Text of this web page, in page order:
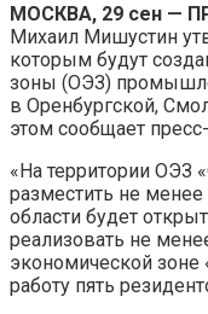
МОСКВА, 29 сен —
Михаил Мишустин
которым будут
зоны (ОЭЗ)
в Оренбургской,
этом сообщает
«На территории ОЭЗ
разместить не
области будет
реализовать не
экономической зоне
работу пять